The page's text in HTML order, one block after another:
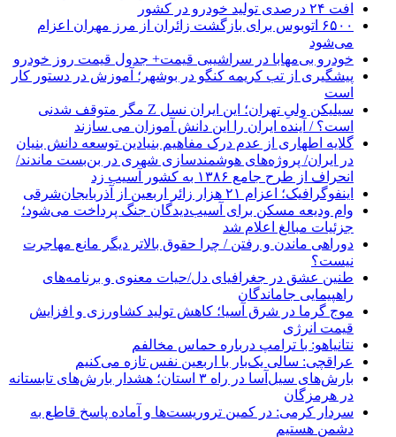
افت ۲۴ درصدی تولید خودرو در کشور
۶۵۰۰ اتوبوس برای بازگشت زائران از مرز مهران اعزام
می‌شود
خودرو بی‌مهابا در سراشیبی قیمت+ جدول قیمت روز خودرو
پیشگیری از تب کریمه کنگو در بوشهر؛ آموزش در دستور کار
است
سیلیکن ولیِ تهران؛ این ایران نسل Z مگر متوقف شدنی
است؟ / آینده ایران را این دانش آموزان می سازند
گلایه اطهاری از عدم درک مفاهیم بنیادین توسعه دانش بنیان
در ایران/ پروژه‌های هوشمندسازی شهری در بن‌بست ماندند/
انحراف از طرح جامع ۱۳۸۶ به کشور آسیب زد
اینفوگرافیک؛ اعزام ۲۱ هزار زائر اربعین از آذربایجان‌شرقی
وام ودیعه مسکن برای آسیب‌دیدگان جنگ پرداخت می‌شود؛
جزئیات مبالغ اعلام شد
دوراهی ماندن و رفتن / چرا حقوق بالاتر دیگر مانع مهاجرت
نیست؟
طنین عشق در جغرافیای دل/حیات معنوی و برنامه‌های
راهپیمایی جاماندگان
موج گرما در شرق آسیا؛ کاهش تولید کشاورزی و افزایش
قیمت انرژی
نتانیاهو: با ترامپ درباره حماس مخالفم
عراقچی: سالی یک‌بار با اربعین نفس تازه می‌کنیم
بارش‌های سیل‌آسا در راه ۳ استان؛ هشدار بارش‌های تابستانه
در هرمزگان
سردار کرمی: در کمین تروریست‌ها و آماده پاسخ قاطع به
دشمن هستیم